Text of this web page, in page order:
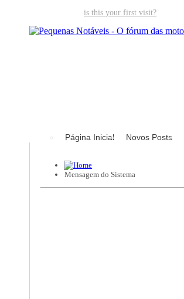
is this your first visit?
Página Inicial Novos Posts
Mensagem do Sistema